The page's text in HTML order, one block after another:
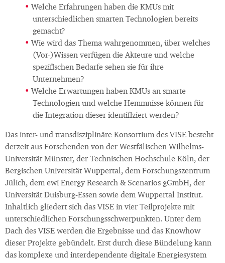
Welche Erfahrungen haben die KMUs mit
unterschiedlichen smarten Technologien bereits
gemacht?
Wie wird das Thema wahrgenommen, über welches
(Vor-)Wissen verfügen die Akteure und welche
spezifischen Bedarfe sehen sie für ihre
Unternehmen?
Welche Erwartungen haben KMUs an smarte
Technologien und welche Hemmnisse können für
die Integration dieser identifiziert werden?
Das inter- und transdisziplinäre Konsortium des VISE besteht
derzeit aus Forschenden von der Westfälischen Wilhelms-
Universität Münster, der Technischen Hochschule Köln, der
Bergischen Universität Wuppertal, dem Forschungszentrum
Jülich, dem ewi Energy Research & Scenarios gGmbH, der
Universität Duisburg-Essen sowie dem Wuppertal Institut.
Inhaltlich gliedert sich das VISE in vier Teilprojekte mit
unterschiedlichen Forschungsschwerpunkten. Unter dem
Dach des VISE werden die Ergebnisse und das Knowhow
dieser Projekte gebündelt. Erst durch diese Bündelung kann
das komplexe und interdependente digitale Energiesystem